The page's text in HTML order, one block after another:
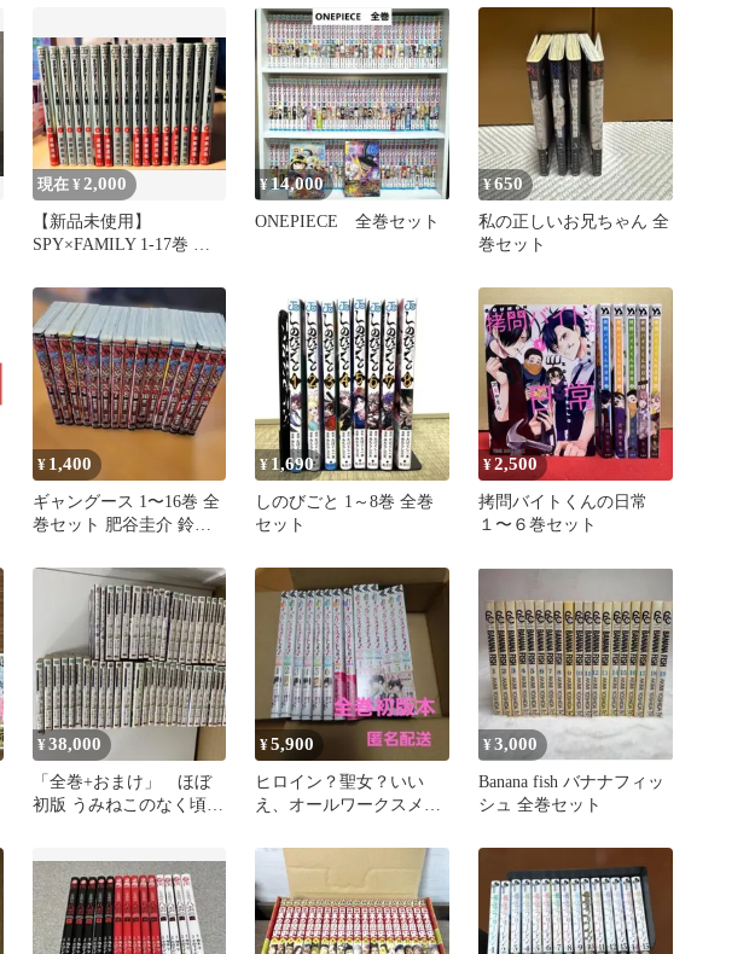
現在 ¥2,000
【新品未使用】
SPY×FAMILY 1-17巻 全
ー
¥14,000
ONEPIECE 全巻セット
¥650
私の正しいお兄ちゃん 全
巻セット
¥ 1,400
ギャングース 1〜16巻 全
巻セット 肥谷圭介 鈴木
¥ 1,690
しのびごと 1～8巻 全巻
セット
¥2,500
拷問バイトくんの日常
１〜６巻セット
¥38,000
「全巻+おまけ」 ほぼ
初版 うみねこのなく頃に
¥5,900
ヒロイン？聖女？いい
え、オールワークスメイ
全巻
¥3,000
Banana fish バナナフィッ
シュ 全巻セット